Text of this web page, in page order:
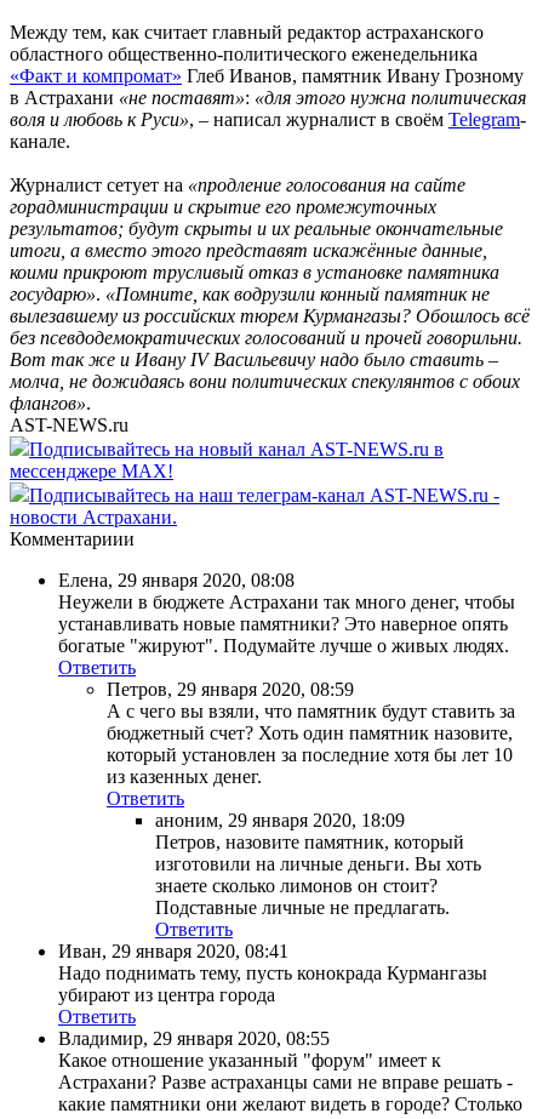
Между тем, как считает главный редактор астраханского
областного общественно-политического еженедельника
«Факт и компромат» Глеб Иванов, памятник Ивану Грозному
в Астрахани «не поставят»: «для этого нужна политическая
воля и любовь к Руси», – написал журналист в своём Telegram-
канале.
Журналист сетует на «продление голосования на сайте
горадминистрации и скрытие его промежуточных
результатов; будут скрыты и их реальные окончательные
итоги, а вместо этого представят искажённые данные,
коими прикроют трусливый отказ в установке памятника
государю». «Помните, как водрузили конный памятник не
вылезавшему из российских тюрем Курмангазы? Обошлось всё
без псевдодемократических голосований и прочей говорильни.
Вот так же и Ивану IV Васильевичу надо было ставить –
молча, не дожидаясь вони политических спекулянтов с обоих
флангов».
AST-NEWS.ru
Подписывайтесь на новый канал AST-NEWS.ru в
мессенджере MAX!
Подписывайтесь на наш телеграм-канал AST-NEWS.ru -
новости Астрахани.
Комментариии
Елена, 29 января 2020, 08:08
Неужели в бюджете Астрахани так много денег, чтобы
устанавливать новые памятники? Это наверное опять
богатые "жируют". Подумайте лучше о живых людях.
Ответить
Петров, 29 января 2020, 08:59
А с чего вы взяли, что памятник будут ставить за
бюджетный счет? Хоть один памятник назовите,
который установлен за последние хотя бы лет 10
из казенных денег.
Ответить
аноним, 29 января 2020, 18:09
Петров, назовите памятник, который
изготовили на личные деньги. Вы хоть
знаете сколько лимонов он стоит?
Подставные личные не предлагать.
Ответить
Иван, 29 января 2020, 08:41
Надо поднимать тему, пусть конокрада Курмангазы
убирают из центра города
Ответить
Владимир, 29 января 2020, 08:55
Какое отношение указанный "форум" имеет к
Астрахани? Разве астраханцы сами не вправе решать -
какие памятники они желают видеть в городе? Столько